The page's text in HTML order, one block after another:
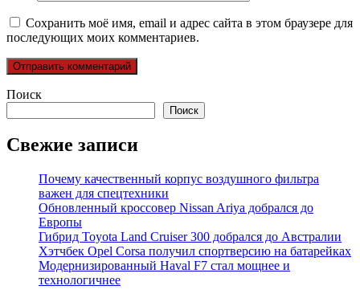
Сохранить моё имя, email и адрес сайта в этом браузере для
последующих моих комментариев.
Поиск
Поиск
Свежие записи
Почему качественный корпус воздушного фильтра
важен для спецтехники
Обновленный кроссовер Nissan Ariya добрался до
Европы
Гибрид Toyota Land Cruiser 300 добрался до Австралии
Хэтчбек Opel Corsa получил спортверсию на батарейках
Модернизированный Haval F7 стал мощнее и
технологичнее